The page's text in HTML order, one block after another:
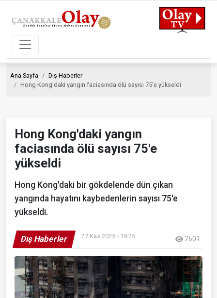
Ana Sayfa
Dış Haberler
Hong Kong'daki yangın faciasında ölü sayısı 75'e yükseldi
Hong Kong'daki yangın
faciasında ölü sayısı 75'e
yükseldi
Hong Kong'daki bir gökdelende dün çıkan
yangında hayatını kaybedenlerin sayısı 75'e
yükseldi.
Dış Haberler 27 Kas 2025 - 19:25 2601